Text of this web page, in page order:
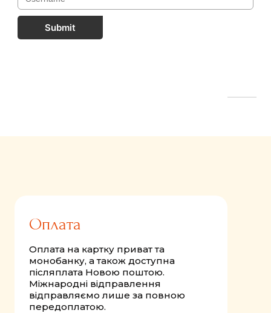
Submit
Оплата
Оплата на картку приват та
монобанку, а також доступна
післяплата Новою поштою.
Міжнародні відправлення
відправляємо лише за повною
передоплатою.